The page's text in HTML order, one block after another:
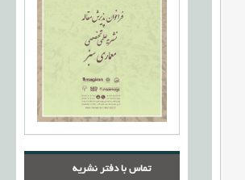
تماس با دفتر نشریه